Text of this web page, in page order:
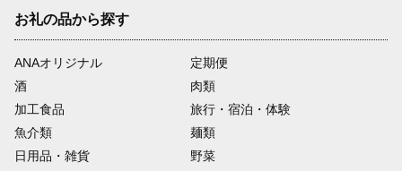
お礼の品から探す
ANAオリジナル
定期便
酒
肉類
加工食品
旅行・宿泊・体験
魚介類
麺類
日用品・雑貨
野菜